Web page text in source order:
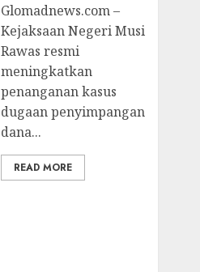
Glomadnews.com –
Kejaksaan Negeri Musi
Rawas resmi
meningkatkan
penanganan kasus
dugaan penyimpangan
dana...
READ MORE